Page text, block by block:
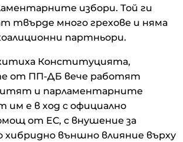
избори. Той ги
твърде много грехове и няма
партньори.
Конституцията,
от ПП-ДБ вече работят
и парламентарните
им е в ход с официално
от ЕС, с внушение за
хибридно външно влияние върху